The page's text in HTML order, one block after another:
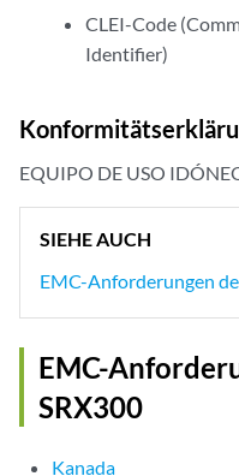
CLEI-Code
Identifier)
EQUIPO DE USO
SIEHE AUCH
EMC-Anforderungen
EMC-
SRX300
Kanada